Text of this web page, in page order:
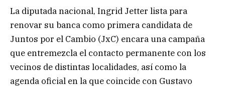
La diputada nacional, Ingrid Jetter lista para
renovar su banca como primera candidata de
Juntos por el Cambio (JxC) encara una campaña
que entremezcla el contacto permanente con los
vecinos de distintas localidades, así como la
agenda oficial en la que coincide con Gustavo